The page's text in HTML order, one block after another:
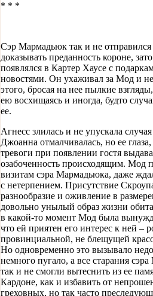
* * *
Сэр Мармадьюк так и не отправился
доказывать преданность короне,
появлялся в Картер Хаусе с
новостями. Он ухаживал за Мод и
этого, бросая на нее пылкие
ею восхищаясь и иногда, будто
ее.
Агнесс злилась и не упускала случая
Джоанна отмалчивалась, но ее
тревоги при появлении гостя
озабоченность происходящим. Мод
визитам сэра Мармадьюка, даже
с нетерпением. Присутствие
разнообразие и оживление в
довольно унылый образ жизни
в какой-то момент Мод была
что ей приятен его интерес к ней –
провинциальной, не блещущей
Но одновременно это вызывало
немного пугало, а все старания
так и не смогли вытеснить из ее
Кардоне, как и избавить от
греховных, но так часто